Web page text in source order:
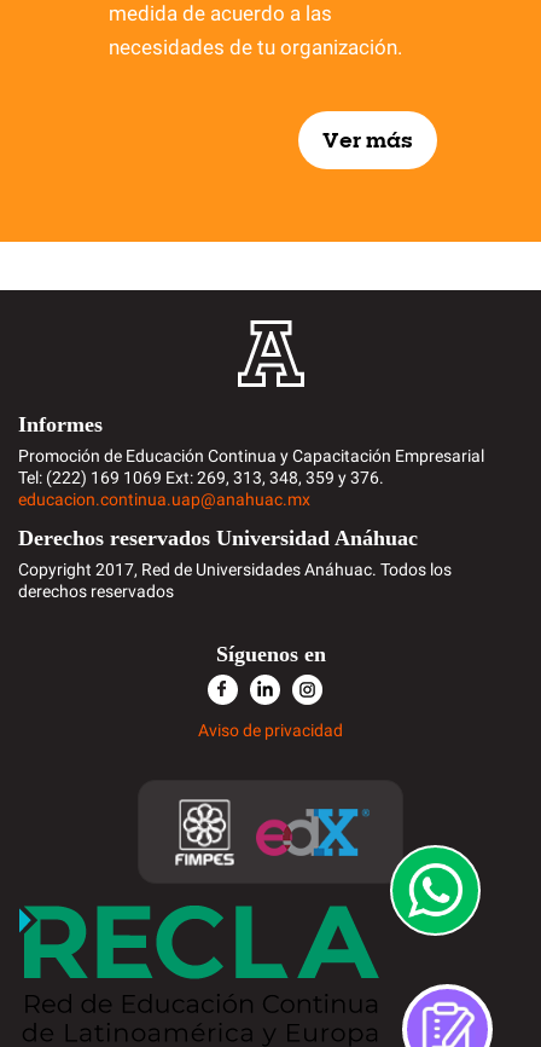
medida de acuerdo a las
necesidades de tu organización.
Ver más
Informes
Promoción de Educación Continua y Capacitación Empresarial
Tel: (222) 169 1069 Ext: 269, 313, 348, 359 y 376.
educacion.continua.uap@anahuac.mx
Derechos reservados Universidad Anáhuac
Copyright 2017, Red de Universidades Anáhuac. Todos los
derechos reservados
Síguenos en
Aviso de privacidad